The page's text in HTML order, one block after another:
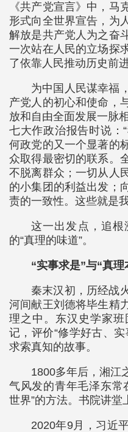
《共产党宣言》中，马
形式向全世界宣告，为
解放是共产党人为之奋
一次站在人民的立场探
了依靠人民推动历史前
为中国人民谋幸福
产党人的初心和使命，
放和自由全面发展一脉
七大作政治报告时说：
何政党的又一个显著的
众取得最密切的联系。
不脱离群众；一切从人
的小集团的利益出发；
责的一致性。这些就是
这一出发点，追根
的“真理的味道”。
“实事求是”与“真理
秦末汉初，历经战
河间献王刘德将毕生精
理之中。东汉史学家
记，评价“修学好古、实
求索真知的故事。
1800多年后，湘江
气风发的青年毛泽东常
世界”的方法。书院讲堂
2020年9月，习近